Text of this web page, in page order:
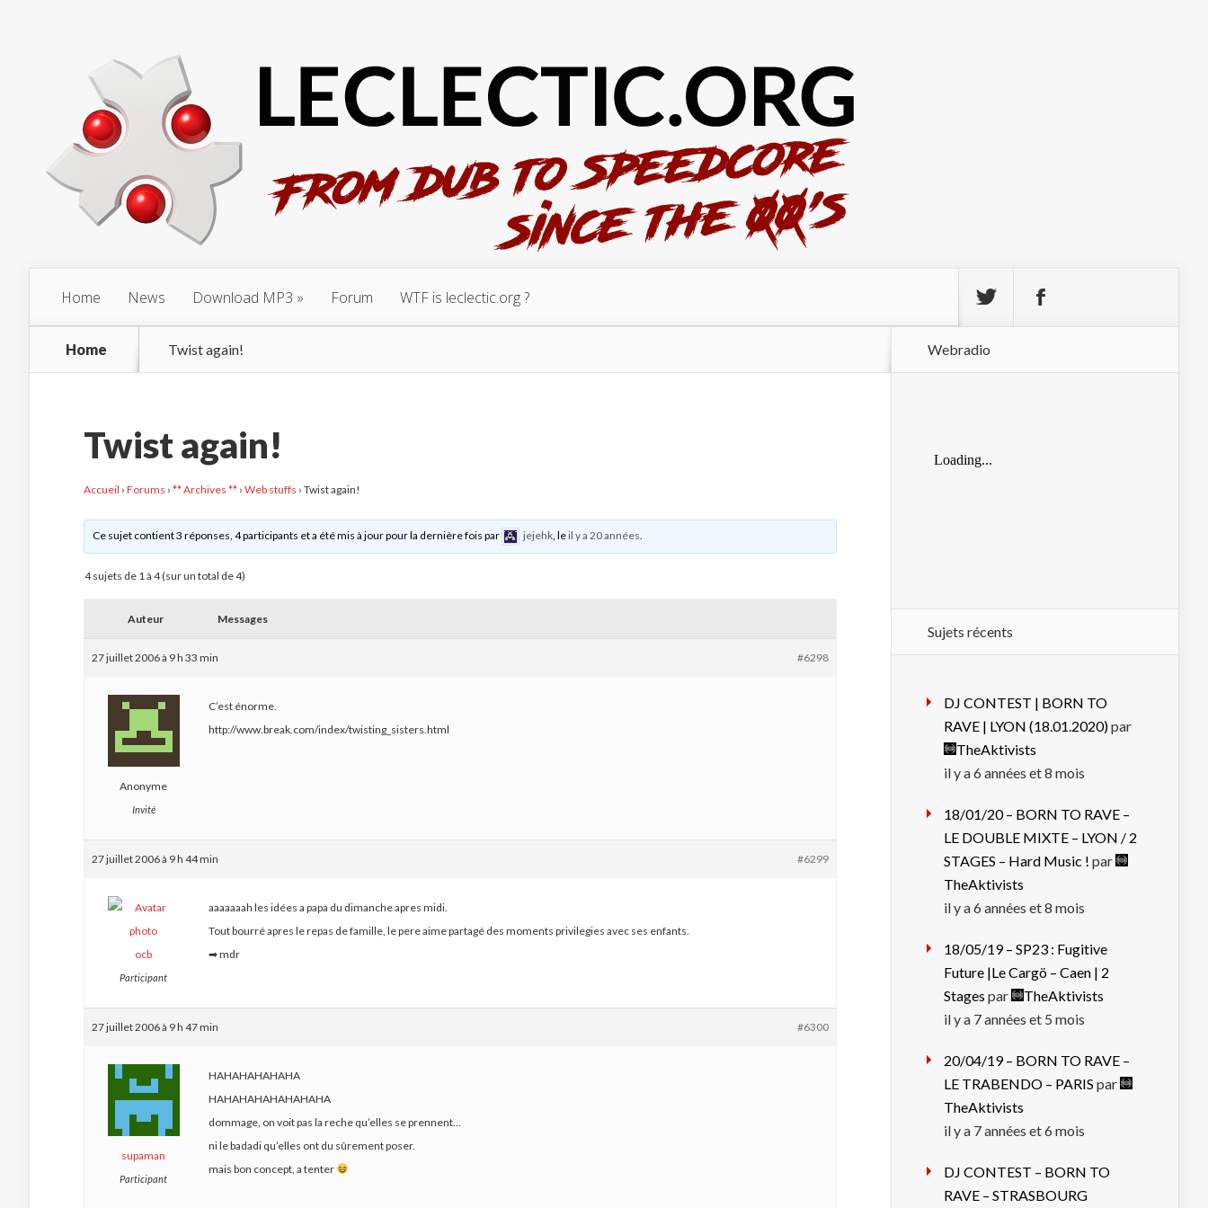
Home News Download MP3 Forum WTF is leclectic.org ?
Home Twist again!
Twist again!
Accueil › Forums › ** Archives ** › Web stuffs › Twist again!
Ce sujet contient 3 réponses, 4 participants et a été mis à jour pour la dernière fois par jejehk, leil y a 20 années.
4 sujets de 1 à 4 (sur un total de 4)
Auteur Messages
27 juillet 2006 à 9 h 33 min #6298
Anonyme
Invité
C’est énorme.
http://www.break.com/index/twisting_sisters.html
27 juillet 2006 à 9 h 44 min #6299
ocb
Participant
aaaaaaah les idées a papa du dimanche apres midi.
Tout bourré apres le repas de famille, le pere aime partagé des moments privilegies avec ses enfants.
➡mdr
27 juillet 2006 à 9 h 47 min #6300
supaman
Participant
HAHAHAHAHAHA
HAHAHAHAHAHAHAHA
dommage, on voit pas la reche qu’elles se prennent…
ni le badadi qu’elles ont du sûrement poser.
mais bon concept, a tenter
Webradio
Sujets récents
DJ CONTEST | BORN TO
RAVE | LYON (18.01.2020)par
TheAktivists
il y a 6 années et 8 mois
18/01/20 – BORN TO RAVE –
LE DOUBLE MIXTE – LYON / 2
STAGES – Hard Music ! par
TheAktivists
il y a 6 années et 8 mois
18/05/19 – SP23 : Fugitive
Future |Le Cargö – Caen | 2
Stages par
TheAktivists
il y a 7 années et 5 mois
20/04/19 – BORN TO RAVE –
LE TRABENDO – PARIS par
TheAktivists
il y a 7 années et 6 mois
DJ CONTEST – BORN TO
RAVE – STRASBOURG